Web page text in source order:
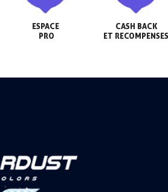
ESPACE
PRO
CASH BACK
ET